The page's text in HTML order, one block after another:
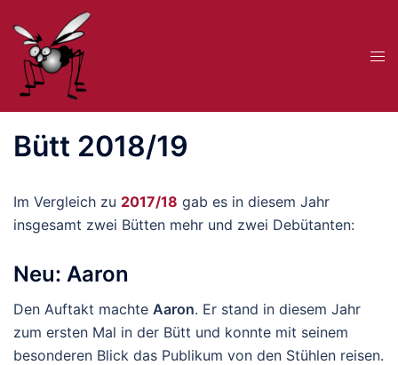
Inhalt
springen
Bütt 2018/19
Im Vergleich zu 2017/18 gab es in diesem Jahr
insgesamt zwei Bütten mehr und zwei Debütanten:
Neu: Aaron
Den Auftakt machte Aaron. Er stand in diesem Jahr
zum ersten Mal in der Bütt und konnte mit seinem
besonderen Blick das Publikum von den Stühlen reisen.